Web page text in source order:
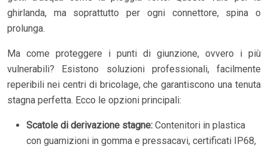
ghirlanda, ma soprattutto per ogni connettore, spina o
prolunga.
Ma come proteggere i punti di giunzione, ovvero i più
vulnerabili? Esistono soluzioni professionali, facilmente
reperibili nei centri di bricolage, che garantiscono una tenuta
stagna perfetta. Ecco le opzioni principali:
Scatole di derivazione stagne: Contenitori in plastica
con guarnizioni in gomma e pressacavi, certificati IP68,